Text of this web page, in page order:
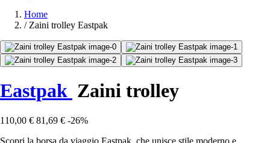
Home
/ Zaini trolley Eastpak
Eastpak Zaini trolley
110,00 € 81,69 € -26%
Scopri la borsa da viaggio Eastpak, che unisce stile moderno e